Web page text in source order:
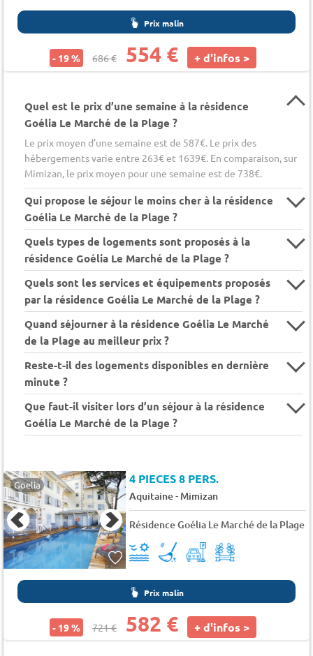
Prix malin
- 19 % 686 € 554 € + d'infos >
Quel est le prix d’une semaine à la résidence
Goélia Le Marché de la Plage ?
Le prix moyen d’une semaine est de 587€. Le prix des
hébergements varie entre 263€ et 1639€. En comparaison, sur
Mimizan, le prix moyen pour une semaine est de 738€.
Qui propose le séjour le moins cher à la résidence
Goélia Le Marché de la Plage ?
Quels types de logements sont proposés à la
résidence Goélia Le Marché de la Plage ?
Quels sont les services et équipements proposés
par la résidence Goélia Le Marché de la Plage ?
Quand séjourner à la résidence Goélia Le Marché
de la Plage au meilleur prix ?
Reste-t-il des logements disponibles en dernière
minute ?
Que faut-il visiter lors d’un séjour à la résidence
Goélia Le Marché de la Plage ?
Goelia 4 PIECES 8 PERS.
Aquitaine- Mimizan
Résidence Goélia Le Marché de la Plage
Prix malin
- 19 % 721 € 582 € + d'infos >